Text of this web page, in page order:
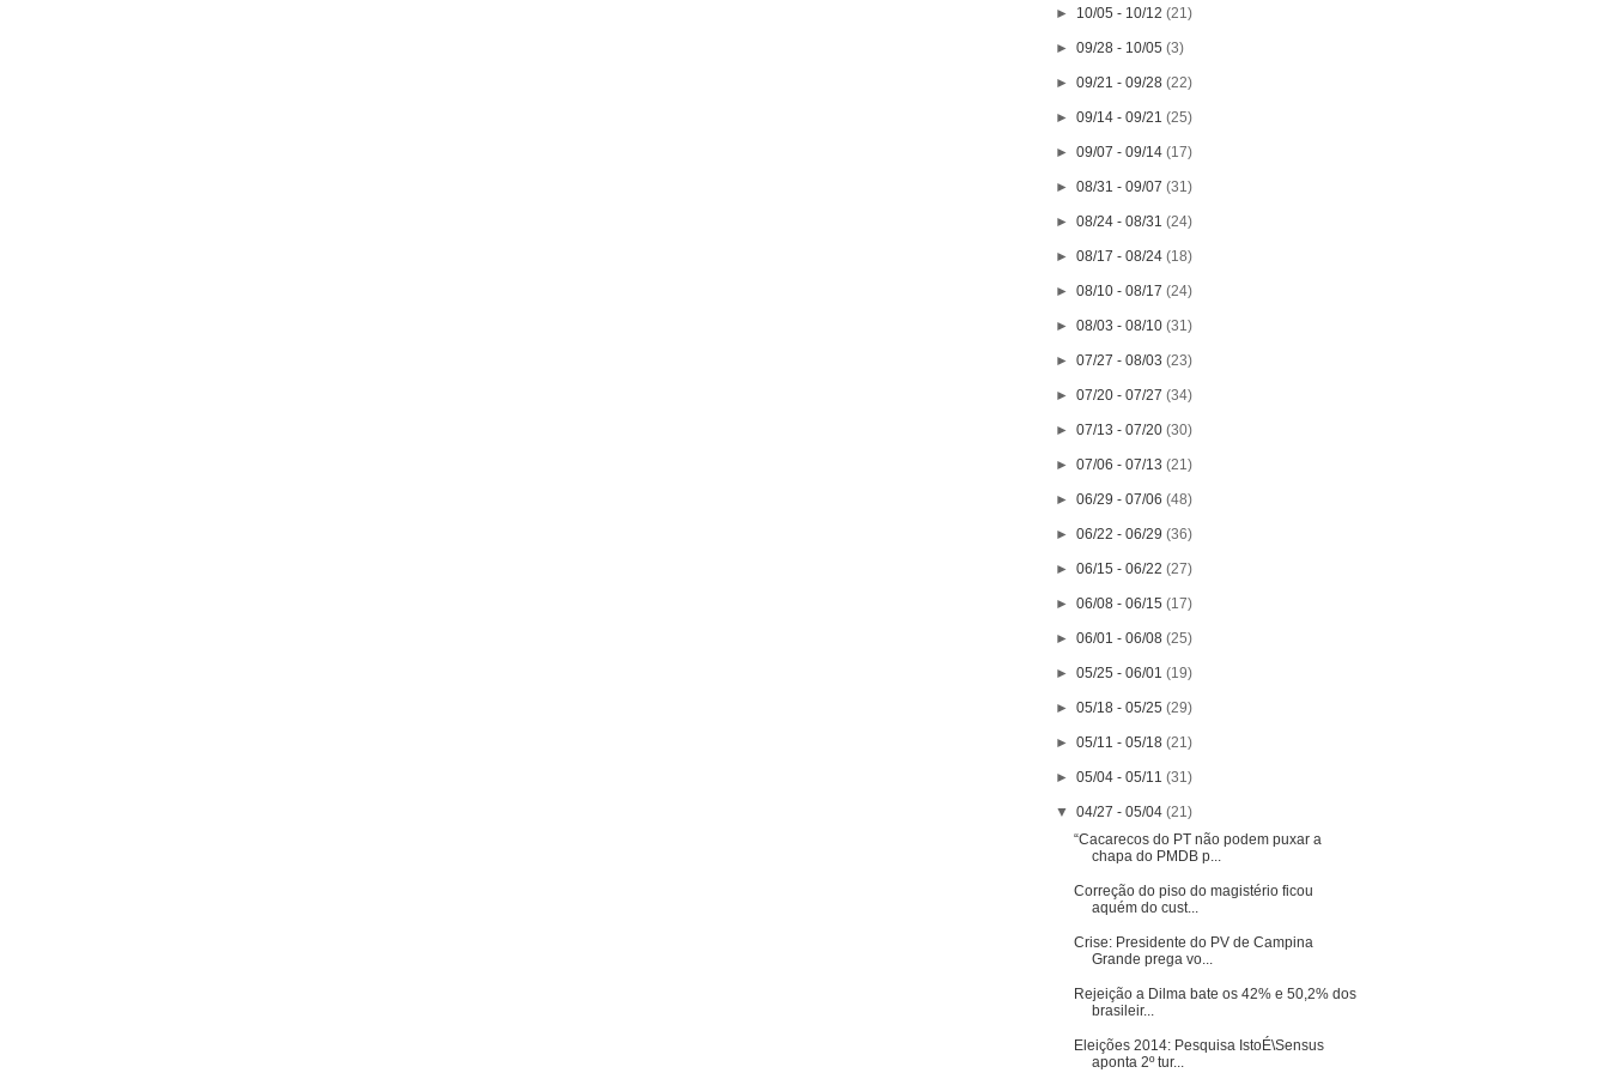
► 10/05 - 10/12(21)
►09/28 - 10/05(3)
►09/21 - 09/28(22)
►09/14 - 09/21(25)
►09/07 - 09/14(17)
►08/31 - 09/07(31)
►08/24 - 08/31(24)
►08/17 - 08/24(18)
►08/10 - 08/17(24)
►08/03 - 08/10(31)
►07/27 - 08/03(23)
►07/20 - 07/27(34)
►07/13 - 07/20(30)
►07/06 - 07/13(21)
►06/29 - 07/06(48)
►06/22 - 06/29(36)
►06/15 - 06/22(27)
►06/08 - 06/15(17)
►06/01 - 06/08(25)
►05/25 - 06/01(19)
►05/18 - 05/25(29)
►05/11 - 05/18(21)
►05/04 - 05/11(31)
▼04/27 - 05/04(21)
“Cacarecos do PT não podem puxar a
chapa do PMDB p...
Correção do piso do magistério ficou
aquém do cust...
Crise: Presidente do PV de Campina
Grande prega vo...
Rejeição a Dilma bate os 42% e 50,2% dos
brasileir...
Eleições 2014: Pesquisa IstoÉ\Sensus
aponta 2º tur...